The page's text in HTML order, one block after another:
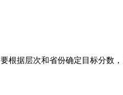
据层次和省份确定目标分数